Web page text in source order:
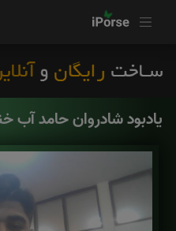
یادبود شادروان حامد